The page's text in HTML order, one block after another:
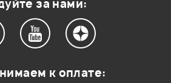
за нами:
к оплате: